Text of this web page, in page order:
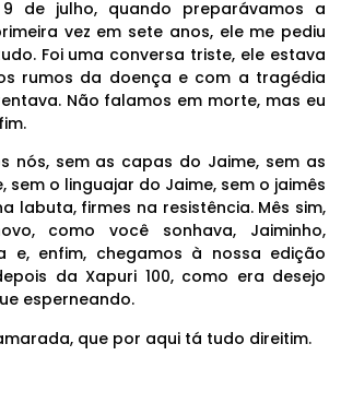
de julho, quando preparávamos a
vez em sete anos, ele me pediu
Foi uma conversa triste, ele estava
rumos da doença e com a tragédia
Não falamos em morte, mas eu
nós, sem as capas do Jaime, sem as
sem o linguajar do Jaime, sem o jaimês
labuta, firmes na resistência. Mês sim,
como você sonhava, Jaiminho,
e, enfim, chegamos à nossa edição
da Xapuri 100, como era desejo
esperneando.
que por aqui tá tudo direitim.